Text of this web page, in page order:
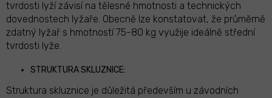
tvrdosti lyží závisí na tělesné hmotnosti a technických
dovednostech lyžaře. Obecně lze konstatovat, že průměrně
zdatný lyžař s hmotností 75-80 kg využije ideálně střední
tvrdosti lyže.
STRUKTURA SKLUZNICE:
Struktura skluznice je důležitá především u závodních